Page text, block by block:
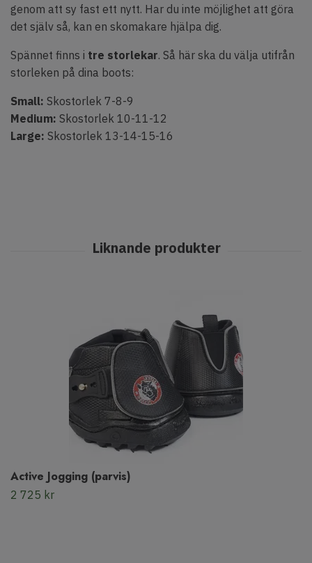
genom att sy fast ett nytt. Har du inte möjlighet att göra
det själv så, kan en skomakare hjälpa dig.
Spännet finns i tre storlekar. Så här ska du välja utifrån
storleken på dina boots:
Small: Skostorlek 7-8-9
Medium: Skostorlek 10-11-12
Large: Skostorlek 13-14-15-16
Active Jogging (parvis)
2 725 kr